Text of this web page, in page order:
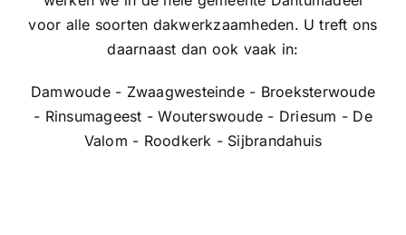
voor alle soorten dakwerkzaamheden. U treft ons
daarnaast dan ook vaak in:
Damwoude - Zwaagwesteinde - Broeksterwoude
- Rinsumageest - Wouterswoude - Driesum - De
Valom - Roodkerk - Sijbrandahuis